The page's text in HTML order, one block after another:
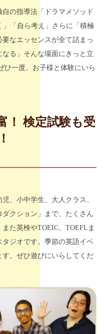
の指導法「ドラマメソッド
「自ら考え」さらに「積極
なエッセンスが全て詰まっ
る」そんな場面にきっと立
ひ一度、お子様と体験にいら
！ 検定試験も受
、小中学生、大人クラス、
クション」まで、たくさん
た英検やTOEIC、TOEFLま
ジオです。季節の英語イベ
。ぜひ遊びにいらしてくだ